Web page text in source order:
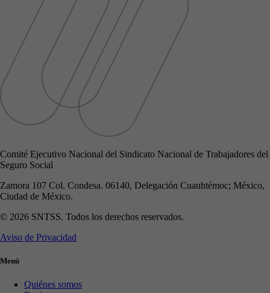
Comité Ejecutivo Nacional del Sindicato Nacional de Trabajadores del
Seguro Social
Zamora 107 Col. Condesa. 06140, Delegación Cuauhtémoc; México,
Ciudad de México.
© 2026 SNTSS. Todos los derechos reservados.
Aviso de Privacidad
Menú
Quiénes somos